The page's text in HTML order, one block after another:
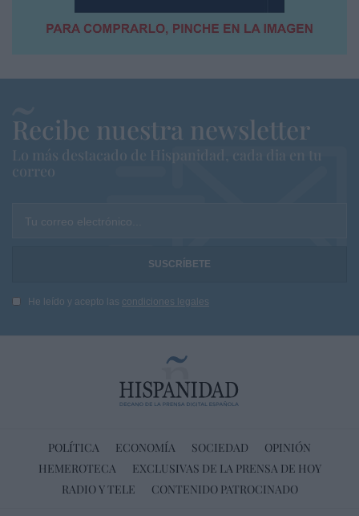
Recibe nuestra newsletter
Lo más destacado de Hispanidad, cada dia en tu
correo
Tu correo electrónico...
He leído y acepto las condiciones legales
POLÍTICA ECONOMÍA SOCIEDAD
OPINIÓN
HEMEROTECA
EXCLUSIVAS DE LA PRENSA DE HOY
RADIO Y TELE
CONTENIDO PATROCINADO